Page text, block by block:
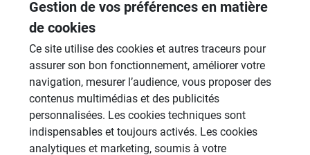
26 Sujets
1206 Sujets
Aménagement Agencement
21 Sujets
Revêtement Finition
19 Sujets
Gestion de vos préférences en matière
de cookies
Ce site utilise des cookies et autres traceurs pour
assurer son bon fonctionnement, améliorer votre
navigation, mesurer l’audience, vous proposer des
contenus multimédias et des publicités
personnalisées. Les cookies techniques sont
indispensables et toujours activés. Les cookies
analytiques et marketing, soumis à votre